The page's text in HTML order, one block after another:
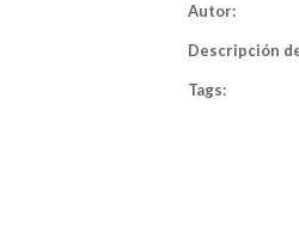
Autor:
Descripción
Tags: